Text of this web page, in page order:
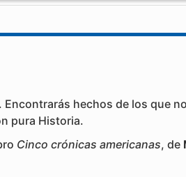
hechos de los que
pura Historia.
Cinco crónicas americanas, de